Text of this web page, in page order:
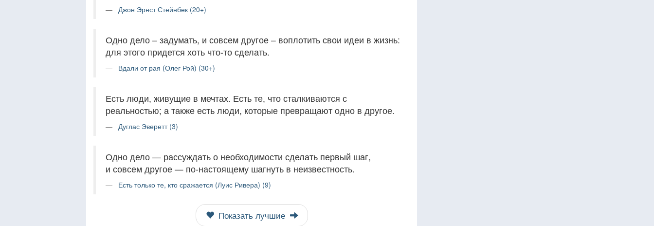
Джон Эрнст Стейнбек (20+)
Одно дело – задумать, и совсем другое – воплотить свои идеи в жизнь:
для этого придется хоть что-то сделать.
Вдали от рая (Олег Рой) (30+)
Есть люди, живущие в мечтах. Есть те, что сталкиваются с
реальностью; а также есть люди, которые превращают одно в другое.
Дуглас Эверетт (3)
Одно дело — рассуждать о необходимости сделать первый шаг,
и совсем другое — по-настоящему шагнуть в неизвестность.
Есть только те, кто сражается (Луис Ривера) (9)
Показать лучшие